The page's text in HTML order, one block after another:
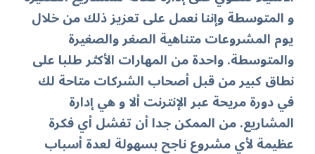
و المتوسطة وإننا نعمل على تعزيز ذلك من خلال
يوم المشروعات متناهية الصغر والصغيرة
والمتوسطة. واحدة من المهارات الأكثر طلبا على
نطاق كبير من قبل أصحاب الشركات متاحة لك
في دورة مريحة عبر الإنترنت ألا و هي إدارة
المشاريع.من الممكن جدا أن تفشل أي فكرة
عظيمة لأي مشروع ناجح بسهولة لعدة أسباب